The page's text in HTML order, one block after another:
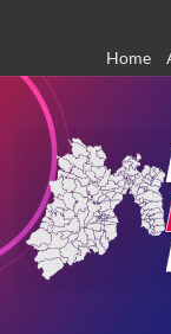
contenido
Home